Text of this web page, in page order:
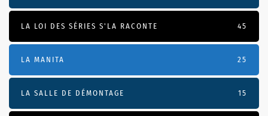
LA LOI DES SÉRIES S'LA RACONTE 45
LA MANITA 25
LA SALLE DE DÉMONTAGE 15